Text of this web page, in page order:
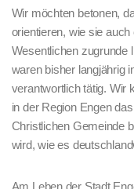
Wir möchten betonen,
orientieren, wie sie
Wesentlichen zugrunde
waren bisher langjährig
verantwortlich tätig. Wir
in der Region Engen
Christlichen Gemeinde
wird, wie es